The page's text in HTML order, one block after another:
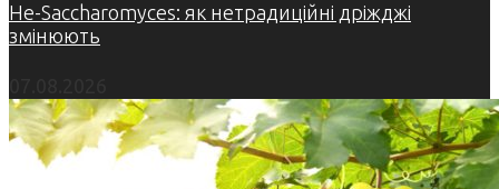
Не-Saccharomyces: як нетрадиційні дріжджі
змінюють